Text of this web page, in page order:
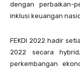
dengan perbaikan-
inklusi keuangan
FEKDI 2022 hadir
2022 secara
perkembangan